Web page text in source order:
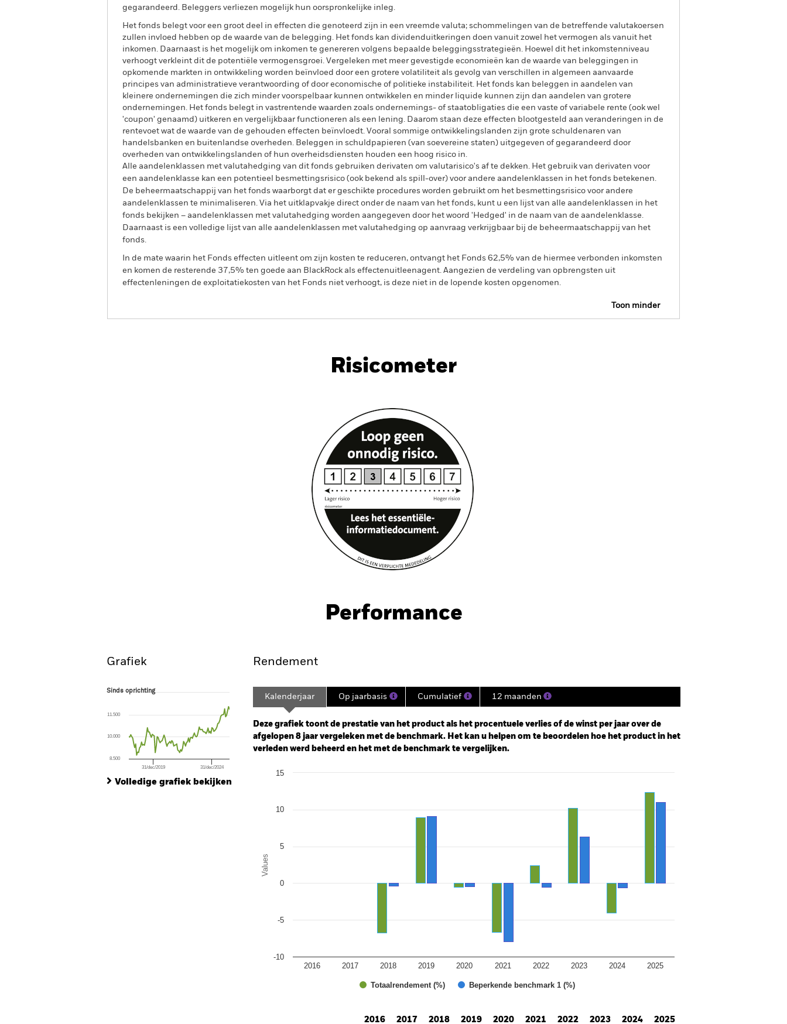
gegarandeerd. Beleggers verliezen mogelijk hun oorspronkelijke inleg.
Het fonds belegt voor een groot deel in effecten die genoteerd zijn in een vreemde valuta; schommelingen van de betreffende valutakoersen
zullen invloed hebben op de waarde van de belegging. Het fonds kan dividenduitkeringen doen vanuit zowel het vermogen als vanuit het
inkomen. Daarnaast is het mogelijk om inkomen te genereren volgens bepaalde beleggingsstrategieën. Hoewel dit het inkomstenniveau
verhoogt verkleint dit de potentiële vermogensgroei. Vergeleken met meer gevestigde economieën kan de waarde van beleggingen in
opkomende markten in ontwikkeling worden beïnvloed door een grotere volatiliteit als gevolg van verschillen in algemeen aanvaarde
principes van administratieve verantwoording of door economische of politieke instabiliteit. Het fonds kan beleggen in aandelen van
kleinere ondernemingen die zich minder voorspelbaar kunnen ontwikkelen en minder liquide kunnen zijn dan aandelen van grotere
ondernemingen. Het fonds belegt in vastrentende waarden zoals ondernemings- of staatobligaties die een vaste of variabele rente (ook wel
'coupon' genaamd) uitkeren en vergelijkbaar functioneren als een lening. Daarom staan deze effecten blootgesteld aan veranderingen in de
rentevoet wat de waarde van de gehouden effecten beïnvloedt. Vooral sommige ontwikkelingslanden zijn grote schuldenaren van
handelsbanken en buitenlandse overheden. Beleggen in schuldpapieren (van soevereine staten) uitgegeven of gegarandeerd door
overheden van ontwikkelingslanden of hun overheidsdiensten houden een hoog risico in.
Alle aandelenklassen met valutahedging van dit fonds gebruiken derivaten om valutarisico's af te dekken. Het gebruik van derivaten voor
een aandelenklasse kan een potentieel besmettingsrisico (ook bekend als spill-over) voor andere aandelenklassen in het fonds betekenen.
De beheermaatschappij van het fonds waarborgt dat er geschikte procedures worden gebruikt om het besmettingsrisico voor andere
aandelenklassen te minimaliseren. Via het uitklapvakje direct onder de naam van het fonds, kunt u een lijst van alle aandelenklassen in het
fonds bekijken – aandelenklassen met valutahedging worden aangegeven door het woord 'Hedged' in de naam van de aandelenklasse.
Daarnaast is een volledige lijst van alle aandelenklassen met valutahedging op aanvraag verkrijgbaar bij de beheermaatschappij van het
fonds.
In de mate waarin het Fonds effecten uitleent om zijn kosten te reduceren, ontvangt het Fonds 62,5% van de hiermee verbonden inkomsten
en komen de resterende 37,5% ten goede aan BlackRock als effectenuitleenagent. Aangezien de verdeling van opbrengsten uit
effectenleningen de exploitatiekosten van het Fonds niet verhoogt, is deze niet in de lopende kosten opgenomen.
Toon minder
Kerngegevens Managers
Risicometer
Performance
Grafiek
Sinds oprichting
The chart has 1 X axis displaying Time. Range: 2017-12-01 00:00:00 to 2026-07-31 00:00:00.
The chart has 1 Y axis displaying values. Range: -15 to 30.
Sinds oprichting
31/dec/2019 31/dec/2024
8.500
10.000
11.500
Volledige grafiek bekijken
Rendement
Kalenderjaar Op jaarbasis Cumulatief 12 maanden
Deze grafiek toont de prestatie van het product als het procentuele verlies of de winst per jaar over de
afgelopen 8 jaar vergeleken met de benchmark. Het kan u helpen om te beoordelen hoe het product in het
verleden werd beheerd en het met de benchmark te vergelijken.
Bar chart with 2 data series.
Values
Totaalrendement (%) Beperkende benchmark 1 (%)
2016 2017 2018 2019 2020 2021 2022 2023 2024 2025
-10
-5
0
5
10
15
2016
2017 2018 2019 2020 2021 2022 2023 2024 2025